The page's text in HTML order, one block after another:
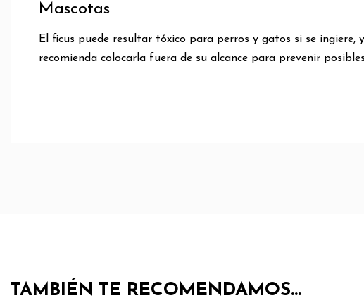
Mascotas
El ficus puede resultar tóxico para perros y gatos si se
recomienda colocarla fuera de su alcance para prevenir
TAMBIÉN TE RECOMENDAMOS…